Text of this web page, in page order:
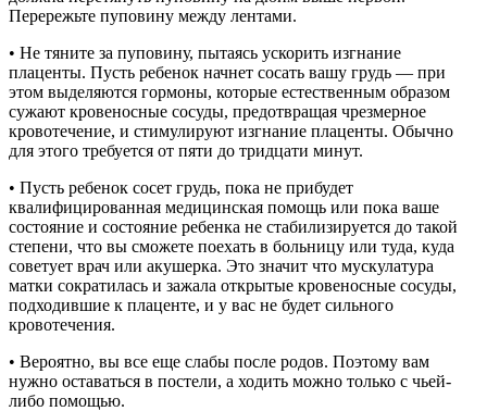
Перережьте пуповину между лентами.
• Не тяните за пуповину, пытаясь ускорить изгнание
плаценты. Пусть ребенок начнет сосать вашу грудь — при
этом выделяются гормоны, которые естественным образом
сужают кровеносные сосуды, предотвращая чрезмерное
кровотечение, и стимулируют изгнание плаценты. Обычно
для этого требуется от пяти до тридцати минут.
• Пусть ребенок сосет грудь, пока не прибудет
квалифицированная медицинская помощь или пока ваше
состояние и состояние ребенка не стабилизируется до такой
степени, что вы сможете поехать в больницу или туда, куда
советует врач или акушерка. Это значит что мускулатура
матки сократилась и зажала открытые кровеносные сосуды,
подходившие к плаценте, и у вас не будет сильного
кровотечения.
• Вероятно, вы все еще слабы после родов. Поэтому вам
нужно оставаться в постели, а ходить можно только с чьей-
либо помощью.